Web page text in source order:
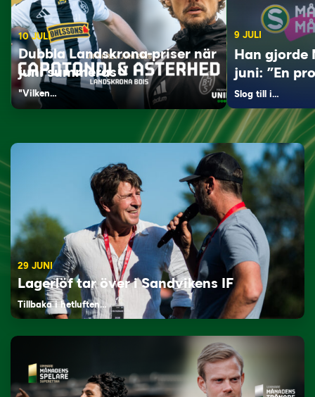
10 JULI
Dubbla Landskrona-priser när
juni summeras
"Vilken…
9 JULI
Han gjorde
juni: ”En
Slog till i…
29 JUNI
Lagerlöf tar över i Sandvikens IF
Tillbaka i hetluften…